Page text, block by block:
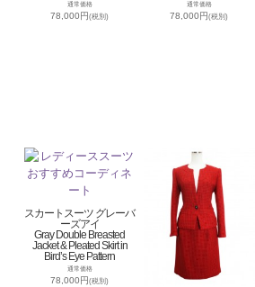
通常価格
78,000円(税別)
通常価格
78,000円(税別)
スカートスーツ グレーバ
ーズアイ
Gray Double Breasted
Jacket & Pleated Skirt in
Bird’s Eye Pattern
通常価格
78,000円(税別)